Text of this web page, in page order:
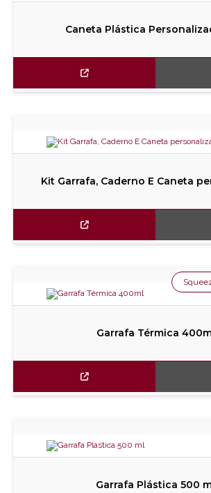
Caneta Plástica
Kit Garrafa, Caderno E Caneta
Garrafa Térmica
Garrafa Plástica 500